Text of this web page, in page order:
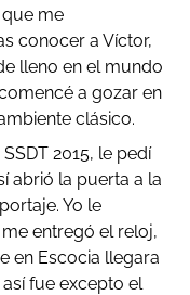
me
conocer a Víctor,
lleno en el mundo
a gozar en
clásico.
2015, le pedí
abrió la puerta a la
Yo le
entregó el reloj,
en Escocia llegara
fue excepto el